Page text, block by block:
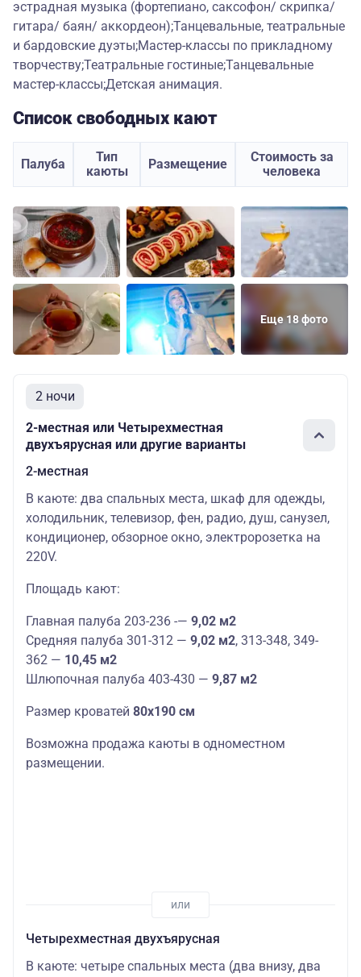
эстрадная музыка (фортепиано, саксофон/ скрипка/
гитара/ баян/ аккордеон);Танцевальные, театральные
и бардовские дуэты;Мастер-классы по прикладному
творчеству;Театральные гостиные;Танцевальные
мастер-классы;Детская анимация.
Список свободных кают
Палуба
Тип
каюты
Размещение
Стоимость за
человека
Еще 18 фото
2 ночи
2-местная или Четырехместная
двухъярусная или другие варианты
2-местная
В каюте: два спальных места, шкаф для одежды,
холодильник, телевизор, фен, радио, душ, санузел,
кондиционер, обзорное окно, электророзетка на
220V.
Площадь кают:
Главная палуба 203-236 -— 9,02 м2
Средняя палуба 301-312 — 9,02 м2, 313-348, 349-
362 — 10,45 м2
Шлюпочная палуба 403-430 — 9,87 м2
Размер кроватей 80х190 см
Возможна продажа каюты в одноместном
размещении.
Четырехместная двухъярусная
В каюте: четыре спальных места (два внизу, два